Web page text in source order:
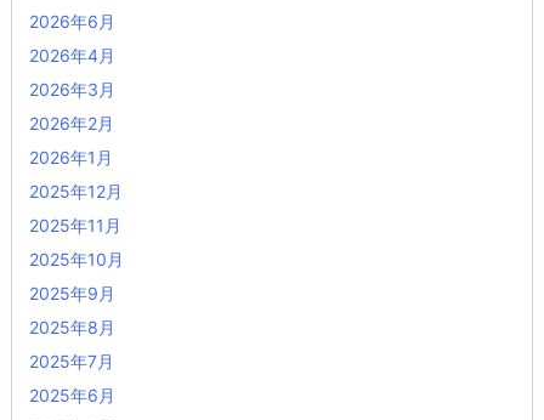
2026年6月
2026年4月
2026年3月
2026年2月
2026年1月
2025年12月
2025年11月
2025年10月
2025年9月
2025年8月
2025年7月
2025年6月